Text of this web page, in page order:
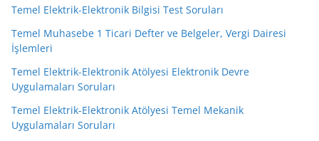
Temel Elektrik-Elektronik Bilgisi Test Soruları
Temel Muhasebe 1 Ticari Defter ve Belgeler, Vergi Dairesi
İşlemleri
Temel Elektrik-Elektronik Atölyesi Elektronik Devre
Uygulamaları Soruları
Temel Elektrik-Elektronik Atölyesi Temel Mekanik
Uygulamaları Soruları